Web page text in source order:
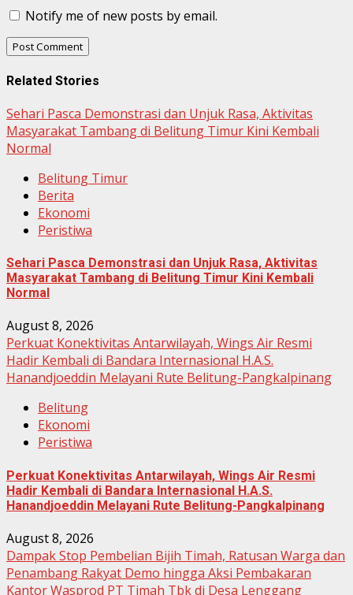
Notify me of new posts by email.
Related Stories
Sehari Pasca Demonstrasi dan Unjuk Rasa, Aktivitas
Masyarakat Tambang di Belitung Timur Kini Kembali
Normal
Belitung Timur
Berita
Ekonomi
Peristiwa
Sehari Pasca Demonstrasi dan Unjuk Rasa, Aktivitas
Masyarakat Tambang di Belitung Timur Kini Kembali
Normal
August 8, 2026
Perkuat Konektivitas Antarwilayah, Wings Air Resmi
Hadir Kembali di Bandara Internasional H.A.S.
Hanandjoeddin Melayani Rute Belitung-Pangkalpinang
Belitung
Ekonomi
Peristiwa
Perkuat Konektivitas Antarwilayah, Wings Air Resmi
Hadir Kembali di Bandara Internasional H.A.S.
Hanandjoeddin Melayani Rute Belitung-Pangkalpinang
August 8, 2026
Dampak Stop Pembelian Bijih Timah, Ratusan Warga dan
Penambang Rakyat Demo hingga Aksi Pembakaran
Kantor Wasprod PT Timah Tbk di Desa Lenggang